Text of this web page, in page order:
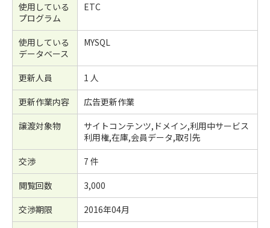
使用している
プログラム
ETC
使用している
データベース
MYSQL
更新人員
1 人
更新作業内容
広告更新作業
譲渡対象物
サイトコンテンツ,ドメイン,利用中サービス
利用権,在庫,会員データ,取引先
交渉
7 件
閲覧回数
3,000
交渉期限
2016年04月